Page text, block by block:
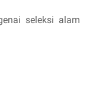
seleksi alam